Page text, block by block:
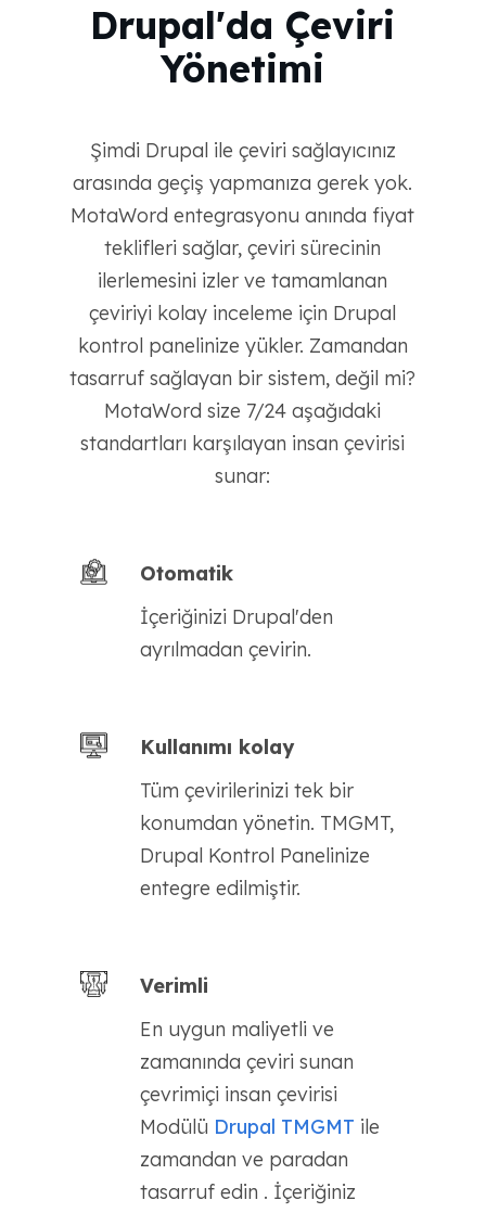
Drupal'da Çeviri
Yönetimi
Şimdi Drupal ile çeviri sağlayıcınız
arasında geçiş yapmanıza gerek yok.
MotaWord entegrasyonu anında fiyat
teklifleri sağlar, çeviri sürecinin
ilerlemesini izler ve tamamlanan
çeviriyi kolay inceleme için Drupal
kontrol panelinize yükler. Zamandan
tasarruf sağlayan bir sistem, değil mi?
MotaWord size 7/24 aşağıdaki
standartları karşılayan insan çevirisi
sunar:
Otomatik
İçeriğinizi Drupal'den
ayrılmadan çevirin.
Kullanımı kolay
Tüm çevirilerinizi tek bir
konumdan yönetin. TMGMT,
Drupal Kontrol Panelinize
entegre edilmiştir.
Verimli
En uygun maliyetli ve
zamanında çeviri sunan
çevrimiçi insan çevirisi
Modülü Drupal TMGMT ile
zamandan ve paradan
tasarruf edin . İçeriğiniz